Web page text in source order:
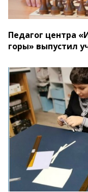
Педагог центра
горы» выпустил